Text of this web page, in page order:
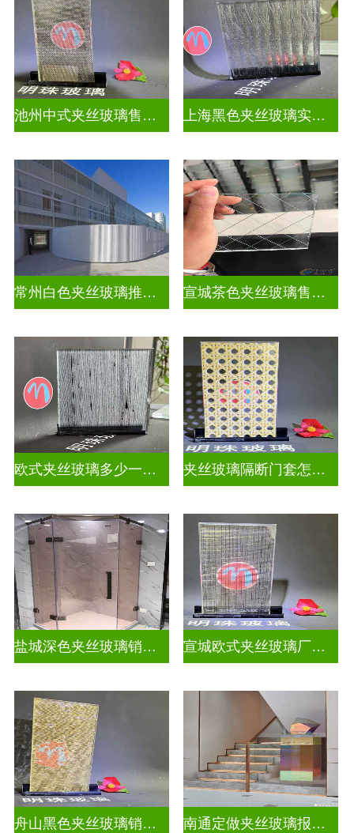
池州中式夹丝玻璃售价多少 上海黑色夹丝玻璃实体工厂
常州白色夹丝玻璃推荐货源 宣城茶色夹丝玻璃售价多少钱
欧式夹丝玻璃多少一平米 夹丝玻璃隔断门套怎么安装
盐城深色夹丝玻璃销售招聘 宣城欧式夹丝玻璃厂家在哪里
舟山黑色夹丝玻璃销售店 南通定做夹丝玻璃报价表